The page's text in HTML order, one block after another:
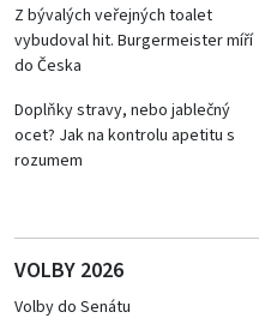
Z bývalých veřejných toalet
vybudoval hit. Burgermeister míří
do Česka
Doplňky stravy, nebo jablečný
ocet? Jak na kontrolu apetitu s
rozumem
VOLBY 2026
Volby do Senátu